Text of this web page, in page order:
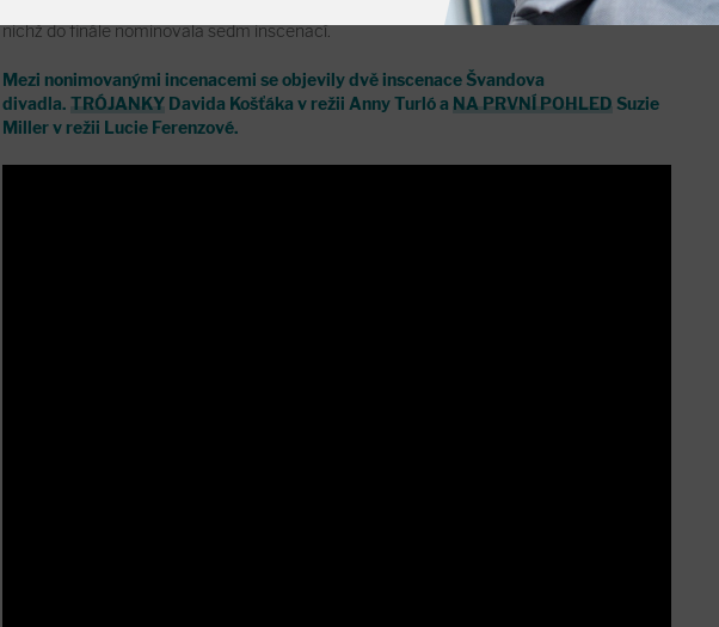
z osmi odborníků tentokrát vybírala z více než sta inscenací vzniklých v roce 2023, z
nichž do finále nominovala sedm inscenací.
Mezi nonimovanými incenacemi se objevily dvě inscenace Švandova
divadla. TRÓJANKYDavida Košťáka v režii Anny Turló a NA PRVNÍ POHLED Suzie
Miller v režii Lucie Ferenzové.